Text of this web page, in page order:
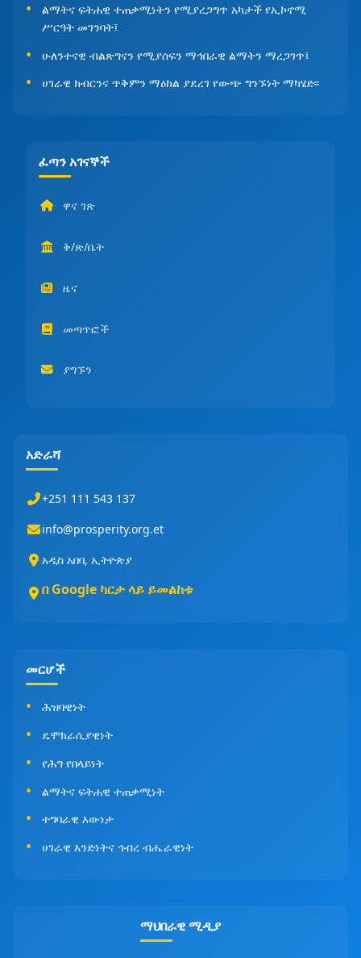
ልማትና ፍትሐዊ ተጠቃሚነትን የሚያረጋግጥ አካታች የኢኮኖሚ
ሥርዓት መገንባት፤
ሁለንተናዊ ብልጽግናን የሚያሰፍን ማኅበራዊ ልማትን ማረጋገጥ፤
ሀገራዊ ክብርንና ጥቅምን ማዕከል ያደረገ የውጭ ግንኙነት ማካሄድ፡፡
ፈጣን አገናኞች
ዋና ገጽ
ቅ/ጽ/ቤት
ዜና
መጣጥፎች
ያግኙን
አድራሻ
+251 111 543 137
info@prosperity.org.et
አዲስ አበባ, ኢትዮጵያ
በ Google ካርታ ላይ ይመልከቱ
መርሆች
ሕዝባዊነት
ዴሞክራሲያዊነት
የሕግ የበላይነት
ልማትና ፍትሐዊ ተጠቃሚነት
ተግባራዊ እውነታ
ሀገራዊ አንድነትና ኅብረ ብሔራዊነት
ማህበራዊ ሚዲያ